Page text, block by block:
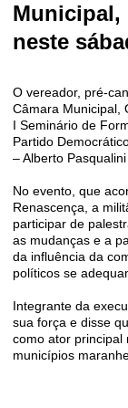
Municipal,
neste
O vereador, pré-
Câmara Municipal,
I Seminário de
Partido
– Alberto Pasqualini
No evento, que
Renascença, a
participar de
as mudanças e a
da influência da
políticos se
Integrante da
sua força e disse
como ator principal
municípios